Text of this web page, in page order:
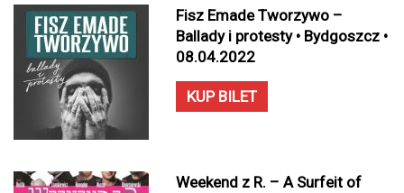
Fisz Emade Tworzywo –
Ballady i protesty • Bydgoszcz •
08.04.2022
KUP BILET
Weekend z R. – A Surfeit of